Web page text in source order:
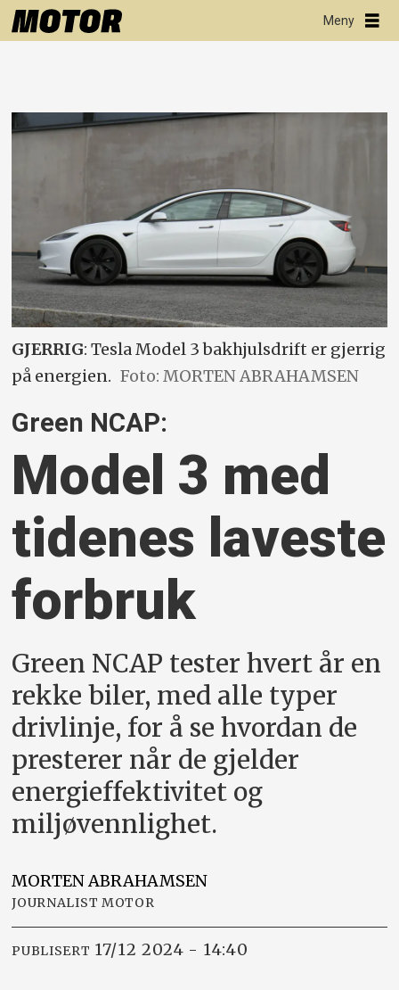
GJERRIG: Tesla Model 3 bakhjulsdrift er gjerrig
på energien. Foto: MORTEN ABRAHAMSEN
Green NCAP:
Model 3 med
tidenes laveste
forbruk
Green NCAP tester hvert år en
rekke biler, med alle typer
drivlinje, for å se hvordan de
presterer når de gjelder
energieffektivitet og
miljøvennlighet.
MORTEN ABRAHAMSEN
JOURNALIST MOTOR
PUBLISERT 17/12 2024 - 14:40